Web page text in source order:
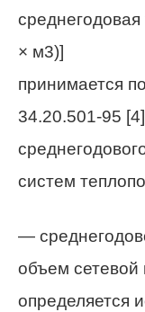
× м3)]
принимается
34.20.501-95
систем
—
объем сетевой
определяется